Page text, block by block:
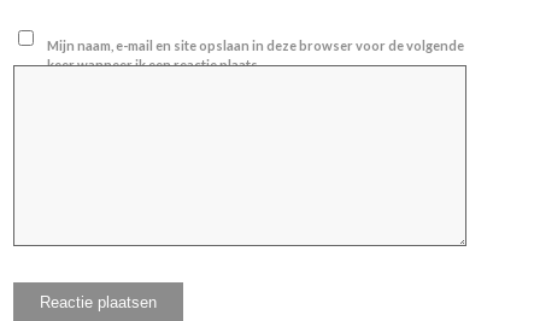
Mijn naam, e-mail en site opslaan in deze browser voor de volgende
keer wanneer ik een reactie plaats.